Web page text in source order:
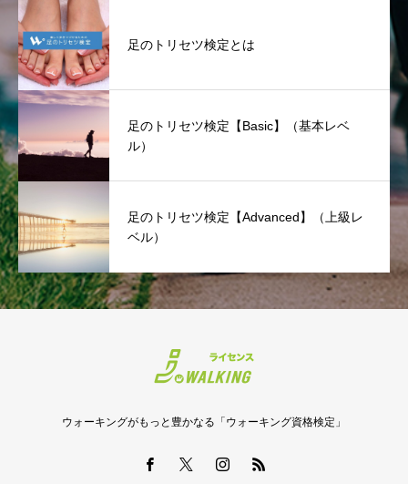
足のトリセツ検定とは
足のトリセツ検定【Basic】（基本レベ
ル）
足のトリセツ検定【Advanced】（上級レ
ベル）
ウォーキングがもっと豊かなる「ウォーキング資格検定」